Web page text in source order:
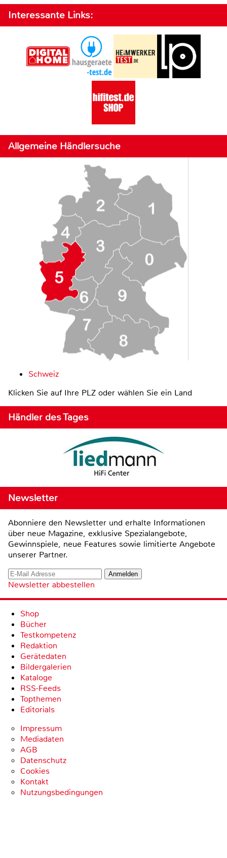
Interessante Links:
Allgemeine Händlersuche
Schweiz
Klicken Sie auf Ihre PLZ oder wählen Sie ein Land
Händler des Tages
Newsletter
Abonniere den Newsletter und erhalte Informationen
über neue Magazine, exklusive Spezialangebote,
Gewinnspiele, neue Features sowie limitierte Angebote
unserer Partner.
Newsletter abbestellen
Shop
Bücher
Testkompetenz
Redaktion
Gerätedaten
Bildergalerien
Kataloge
RSS-Feeds
Topthemen
Editorials
Impressum
Mediadaten
AGB
Datenschutz
Cookies
Kontakt
Nutzungsbedingungen